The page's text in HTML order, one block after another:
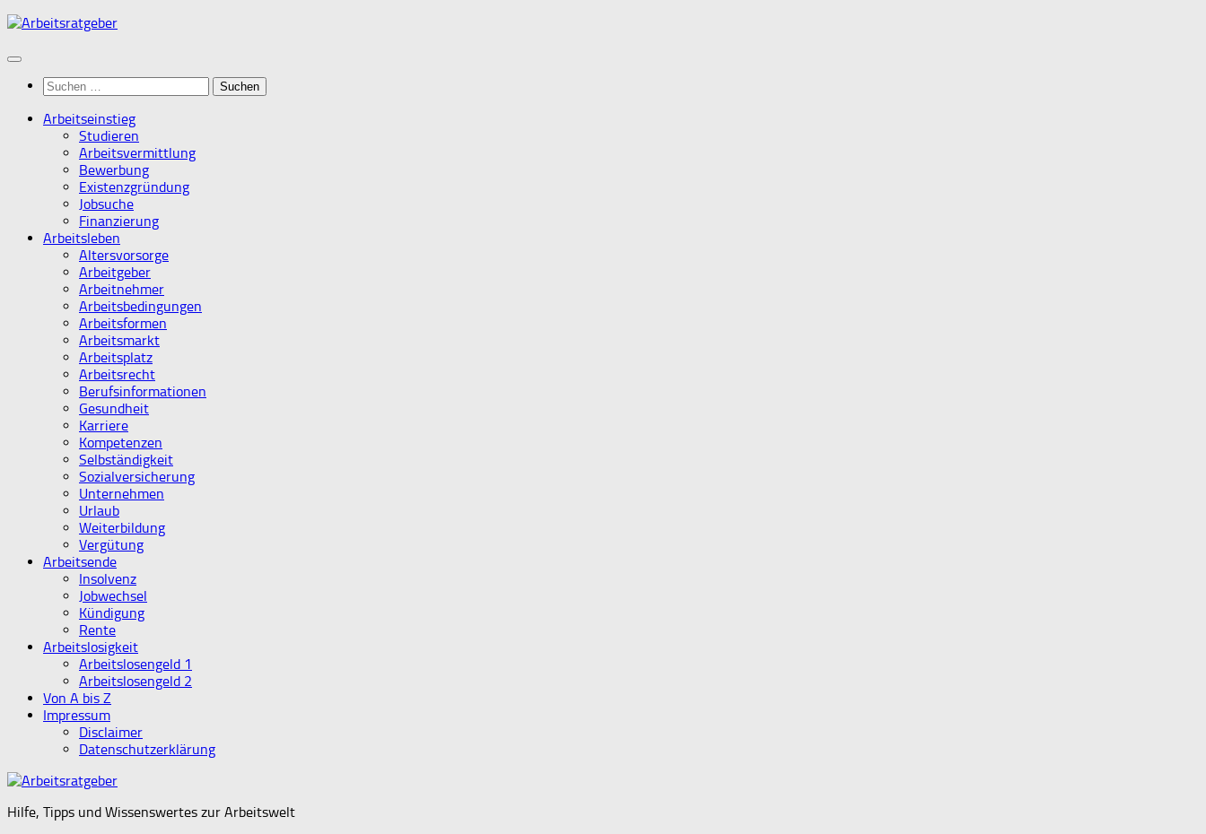
Zum
springen
Suchen
nach:
Arbeitseinstieg
Studieren
Arbeitsvermittlung
Bewerbung
Existenzgründung
Jobsuche
Finanzierung
Arbeitsleben
Altersvorsorge
Arbeitgeber
Arbeitnehmer
Arbeitsbedingungen
Arbeitsformen
Arbeitsmarkt
Arbeitsplatz
Arbeitsrecht
Berufsinformationen
Gesundheit
Karriere
Kompetenzen
Selbständigkeit
Sozialversicherung
Unternehmen
Urlaub
Weiterbildung
Vergütung
Arbeitsende
Insolvenz
Jobwechsel
Kündigung
Rente
Arbeitslosigkeit
Arbeitslosengeld 1
Arbeitslosengeld 2
Von A bis Z
Impressum
Disclaimer
Datenschutzerklärung
Hilfe, Tipps und Wissenswertes zur Arbeitswelt